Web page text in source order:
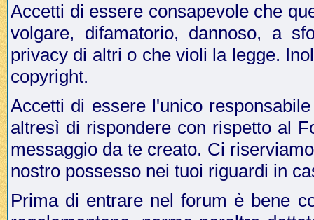
Accetti di essere consapevole che
volgare, difamatorio, dannoso, a
privacy di altri o che violi la legge.
copyright.
Accetti di essere l'unico
altresì di rispondere con rispetto al
messaggio da te creato. Ci
nostro possesso nei tuoi riguardi in
Prima di entrare nel forum è bene